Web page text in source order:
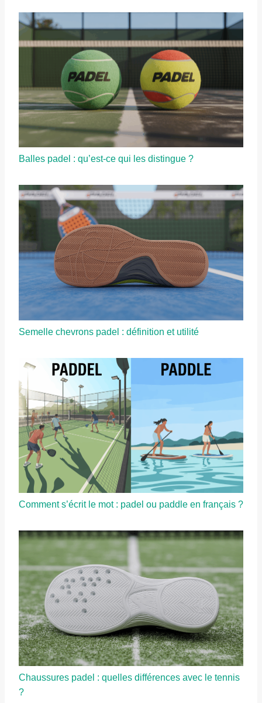
Balles padel : qu’est-ce qui les distingue ?
Semelle chevrons padel : définition et utilité
Comment s’écrit le mot : padel ou paddle en français ?
Chaussures padel : quelles différences avec le tennis
?